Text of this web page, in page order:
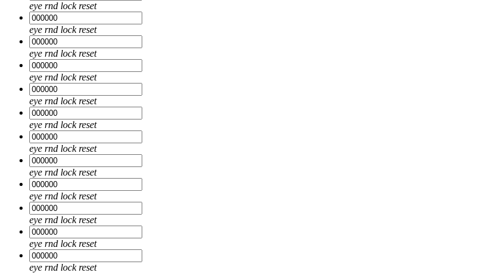
eye rnd lock reset
eye rnd lock reset
eye rnd lock reset
eye rnd lock reset
eye rnd lock reset
eye rnd lock reset
eye rnd lock reset
eye rnd lock reset
eye rnd lock reset
eye rnd lock reset
eye rnd lock reset
eye rnd lock reset